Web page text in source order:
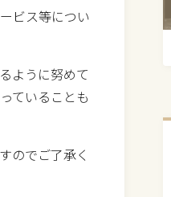
ビス等につい
ように努めて
ていることも
のでご了承く